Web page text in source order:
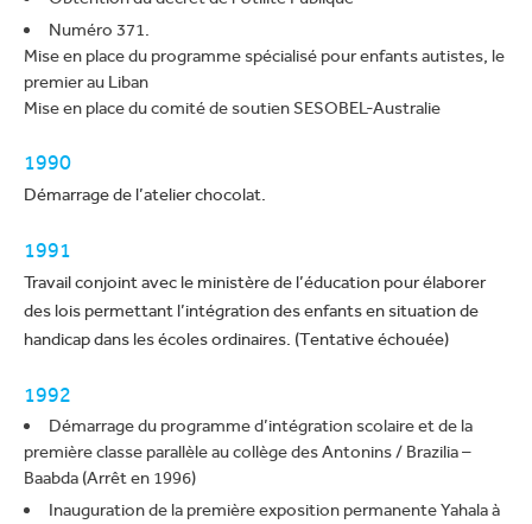
Numéro 371.
Mise en place du programme spécialisé pour enfants autistes, le
premier au Liban
Mise en place du comité de soutien SESOBEL-Australie
1990
Démarrage de l’atelier chocolat.
1991
Travail conjoint avec le ministère de l’éducation pour élaborer
des lois permettant l’intégration des enfants en situation de
handicap dans les écoles ordinaires. (Tentative échouée)
1992
Démarrage du programme d’intégration scolaire et de la
première classe parallèle au collège des Antonins / Brazilia –
Baabda (Arrêt en 1996)
Inauguration de la première exposition permanente Yahala à